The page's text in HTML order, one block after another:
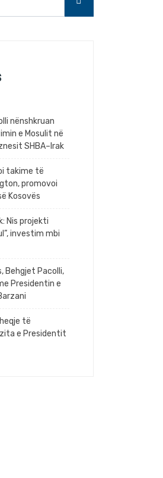
nënshkruan
e Mosulit në
SHBA–Irak
takime të
promovoi
Kosovës
Nis projekti
investim mbi
Behgjet Pacolli,
Presidentin e
të
e Presidentit